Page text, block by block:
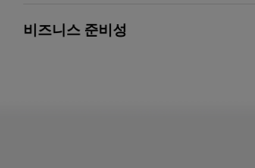
비즈니스 준비성